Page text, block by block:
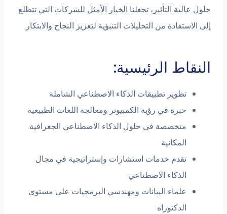
التأثير، تجعلنا الخيار الأمثل للشركات التي تتطلع
من التحليلات التنبؤية لتعزيز النجاح والابتكار.
الرئيسية:
تطوير تطبيقات الذكاء الاصطناعي الشاملة
خبرة في رؤية الكمبيوتر ومعالجة اللغات الطبيعية
متخصصة في حلول الذكاء الاصطناعي الجغرافية
تقدم خدمات استشارات وإستراتيجية في مجال
الذكاء الاصطناعي
علماء البيانات ومهندسي البرمجيات على مستوى